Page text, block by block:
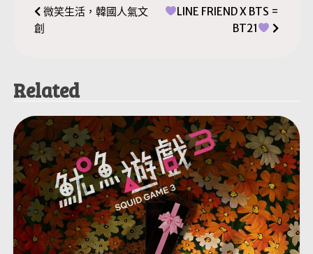
文
章
覽
微笑生活，韓國人氣文
創
LINE FRIEND X BTS =
BT21
Related